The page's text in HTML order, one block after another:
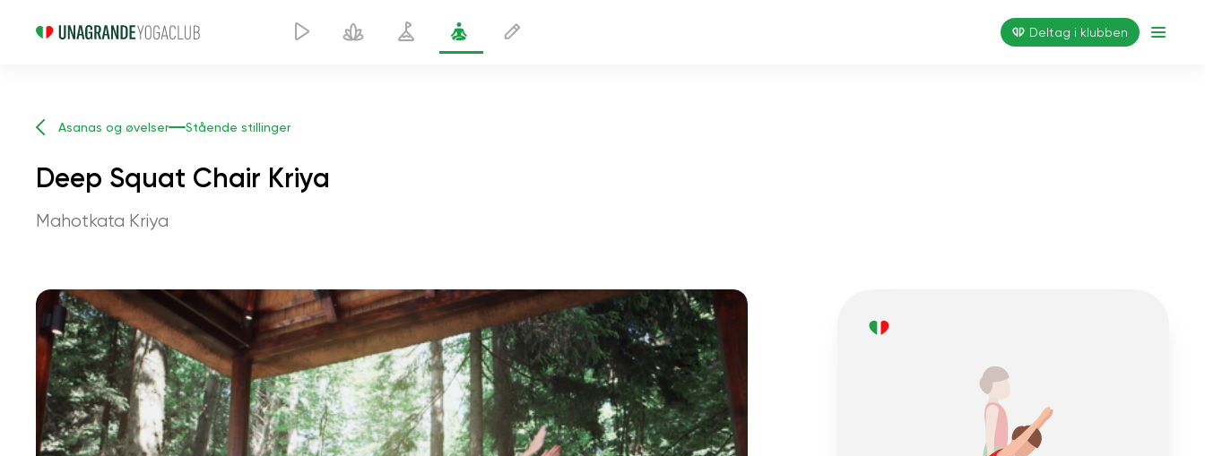
Deltag i klubben
Asanas og øvelser Stående stillinger
Deep Squat Chair Kriya
Mahotkata Kriya
sjælens flugt 01:44
indre fred 01:27
morgendrømme 01:34